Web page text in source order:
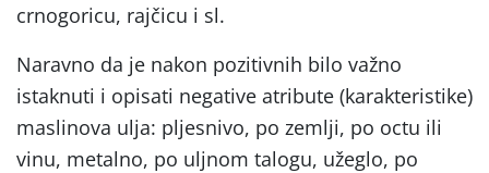
crnogoricu, rajčicu i sl.
Naravno da je nakon pozitivnih bilo važno
istaknuti i opisati negative atribute (karakteristike)
maslinova ulja: pljesnivo, po zemlji, po octu ili
vinu, metalno, po uljnom talogu, užeglo, po